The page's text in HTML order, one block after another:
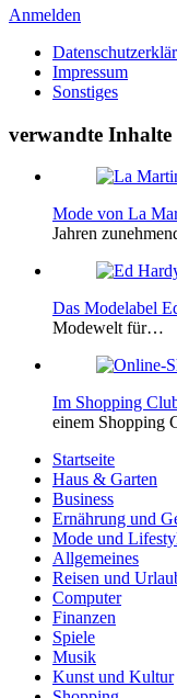
Anmelden
Impressum
Sonstiges
verwandte Inhalte
Mode von La
Jahren
Das Modelabel
Modewelt für…
Im Shopping
einem Shopping
Startseite
Haus & Garten
Business
Ernährung und
Mode und
Allgemeines
Reisen und
Computer
Finanzen
Spiele
Musik
Kunst und Kultur